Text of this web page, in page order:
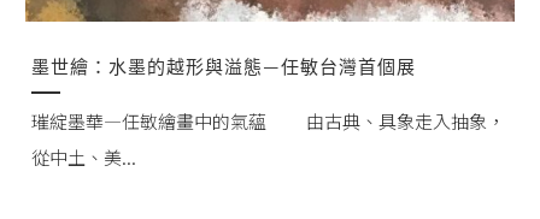
墨世繪：水墨的越形與溢態—任敏台灣首個展
璀綻墨華—任敏繪畫中的氣蘊 由古典、具象走入抽象，
從中土、美...